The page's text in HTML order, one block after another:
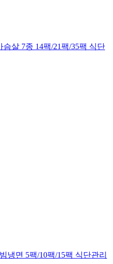
살 7종 14팩/21팩/35팩 식단
냉면 5팩/10팩/15팩 식단관리